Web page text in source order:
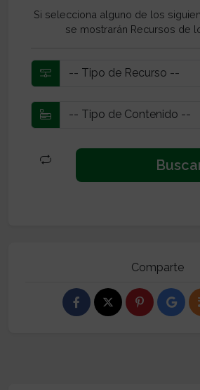
Si selecciona alguno de los
se mostrarán Recursos de
Comparte